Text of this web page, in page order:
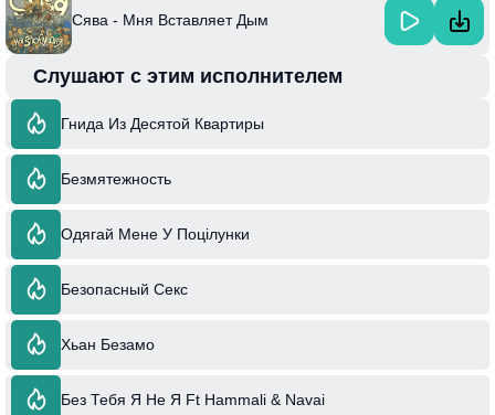
Сява - Мня Вставляет Дым
Слушают с этим исполнителем
Гнида Из Десятой Квартиры
Безмятежность
Одягай Мене У Поцілунки
Безопасный Секс
Хьан Безамо
Без Тебя Я Не Я Ft Hammali & Navai